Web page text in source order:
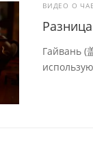
ВИДЕО О
Гайвань (